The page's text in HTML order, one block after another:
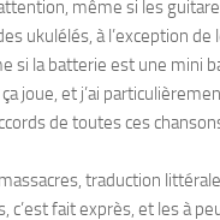
même si les
ukulélés, à l’exception de
si la batterie est une mini
joue, et j’ai
de toutes ces
traduction
c’est fait exprès, et les à